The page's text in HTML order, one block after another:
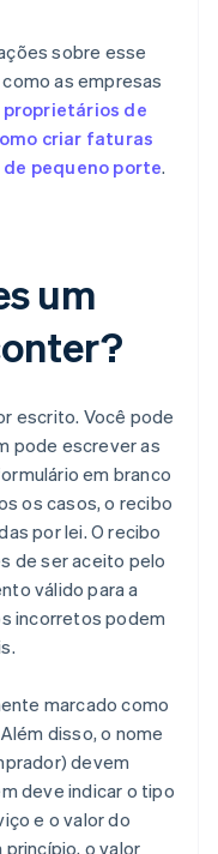
sobre esse
as empresas
proprietários de
criar faturas
pequeno porte.
um
escrito. Você pode
pode escrever as
em branco
os casos, o recibo
por lei. O recibo
de ser aceito pelo
válido para a
incorretos podem
marcado como
disso, o nome
devem
deve indicar o tipo
e o valor do
princípio, o valor